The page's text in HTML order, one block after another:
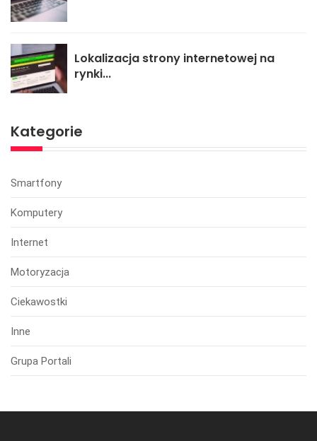
Lokalizacja strony internetowej na
rynki...
Kategorie
Smartfony
Komputery
Internet
Motoryzacja
Ciekawostki
Inne
Grupa Portali